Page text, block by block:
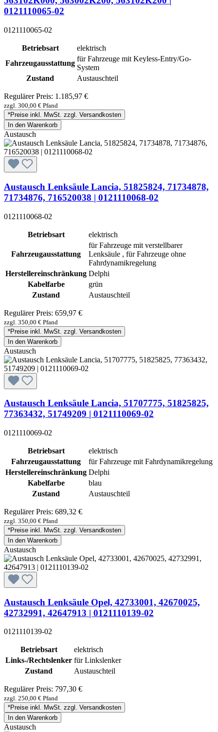
0121110065-02
0121110065-02
Betriebsart
elektrisch
Fahrzeugausstattung
für Fahrzeuge mit Keyless-Entry/Go-
System
Zustand
Austauschteil
Regulärer Preis: 1.185,97 €
zzgl. 300,00 € Pfand
*Preise inkl. MwSt. zzgl. Versandkosten
In den Warenkorb
Austausch
Austausch Lenksäule Lancia, 51825824, 71734878,
71734876, 716520038 | 0121110068-02
0121110068-02
Betriebsart elektrisch
Fahrzeugausstattung
für Fahrzeuge mit verstellbarer
Lenksäule , für Fahrzeuge ohne
Fahrdynamikregelung
Herstellereinschränkung Delphi
Kabelfarbe
grün
Zustand
Austauschteil
Regulärer Preis: 659,97 €
zzgl. 350,00 € Pfand
*Preise inkl. MwSt. zzgl. Versandkosten
In den Warenkorb
Austausch
Austausch Lenksäule Lancia, 51707775, 51825825,
77363432, 51749209 | 0121110069-02
0121110069-02
Betriebsart
elektrisch
Fahrzeugausstattung
für Fahrzeuge mit Fahrdynamikregelung
Herstellereinschränkung Delphi
Kabelfarbe
blau
Zustand
Austauschteil
Regulärer Preis: 689,32 €
zzgl. 350,00 € Pfand
*Preise inkl. MwSt. zzgl. Versandkosten
In den Warenkorb
Austausch
Austausch Lenksäule Opel, 42733001, 42670025,
42732991, 42647913 | 0121110139-02
0121110139-02
Betriebsart
elektrisch
Links-/Rechtslenker für Linkslenker
Zustand
Austauschteil
Regulärer Preis: 797,30 €
zzgl. 250,00 € Pfand
*Preise inkl. MwSt. zzgl. Versandkosten
In den Warenkorb
Austausch